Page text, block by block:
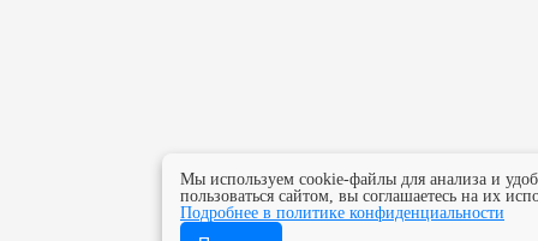
Мы используем cookie-файлы для анализа и
пользоваться сайтом, вы соглашаетесь на их
Подробнее в политике конфиденциальности